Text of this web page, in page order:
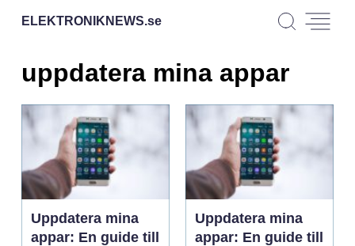
ELEKTRONIKNEWS.se
uppdatera mina appar
Uppdatera mina
appar: En guide till
Uppdatera mina
appar: En guide till